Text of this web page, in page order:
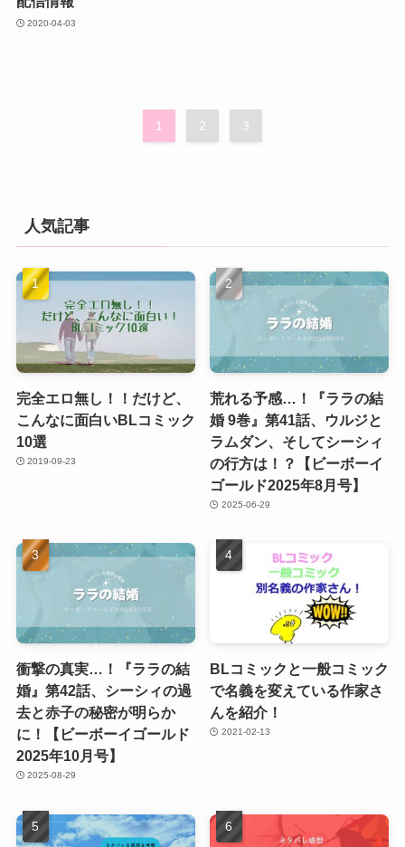
2020-04-03
1 2 3
人気記事
完全エロ無し！！だけど、
こんなに面白いBLコミック
10選
2019-09-23
荒れる予感…！『ララの結
婚 9巻』第41話、ウルジと
ラムダン、そしてシーシィ
の行方は！？【ビーボーイ
ゴールド2025年8月号】
2025-06-29
衝撃の真実…！『ララの結
婚』第42話、シーシィの過
去と赤子の秘密が明らか
に！【ビーボーイゴールド
2025年10月号】
2025-08-29
BLコミックと一般コミック
で名義を変えている作家さ
んを紹介！
2021-02-13